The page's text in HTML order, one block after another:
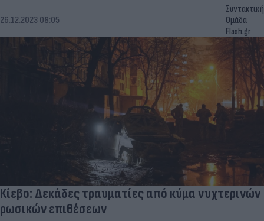
26.12.2023 08:05
Συντακτική
Ομάδα
Flash.gr
Κίεβο: Δεκάδες τραυματίες από κύμα νυχτερινών
ρωσικών επιθέσεων